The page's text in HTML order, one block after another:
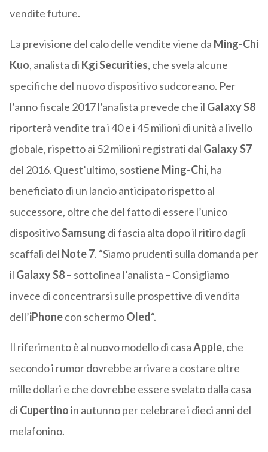
vendite future.
La previsione del calo delle vendite viene da Ming-Chi
Kuo, analista di Kgi Securities, che svela alcune
specifiche del nuovo dispositivo sudcoreano. Per
l’anno fiscale 2017 l’analista prevede che il Galaxy S8
riporterà vendite tra i 40 e i 45 milioni di unità a livello
globale, rispetto ai 52 milioni registrati dal Galaxy S7
del 2016. Quest’ultimo, sostiene Ming-Chi, ha
beneficiato di un lancio anticipato rispetto al
successore, oltre che del fatto di essere l’unico
dispositivoSamsung di fascia alta dopo il ritiro dagli
scaffali del Note 7. “Siamo prudenti sulla domanda per
il Galaxy S8– sottolinea l’analista – Consigliamo
invece di concentrarsi sulle prospettive di vendita
dell’iPhonecon schermoOled“.
Il riferimento è al nuovo modello di casaApple, che
secondo i rumor dovrebbe arrivare a costare oltre
mille dollari e che dovrebbe essere svelato dalla casa
di Cupertinoin autunno per celebrare i dieci anni del
melafonino.